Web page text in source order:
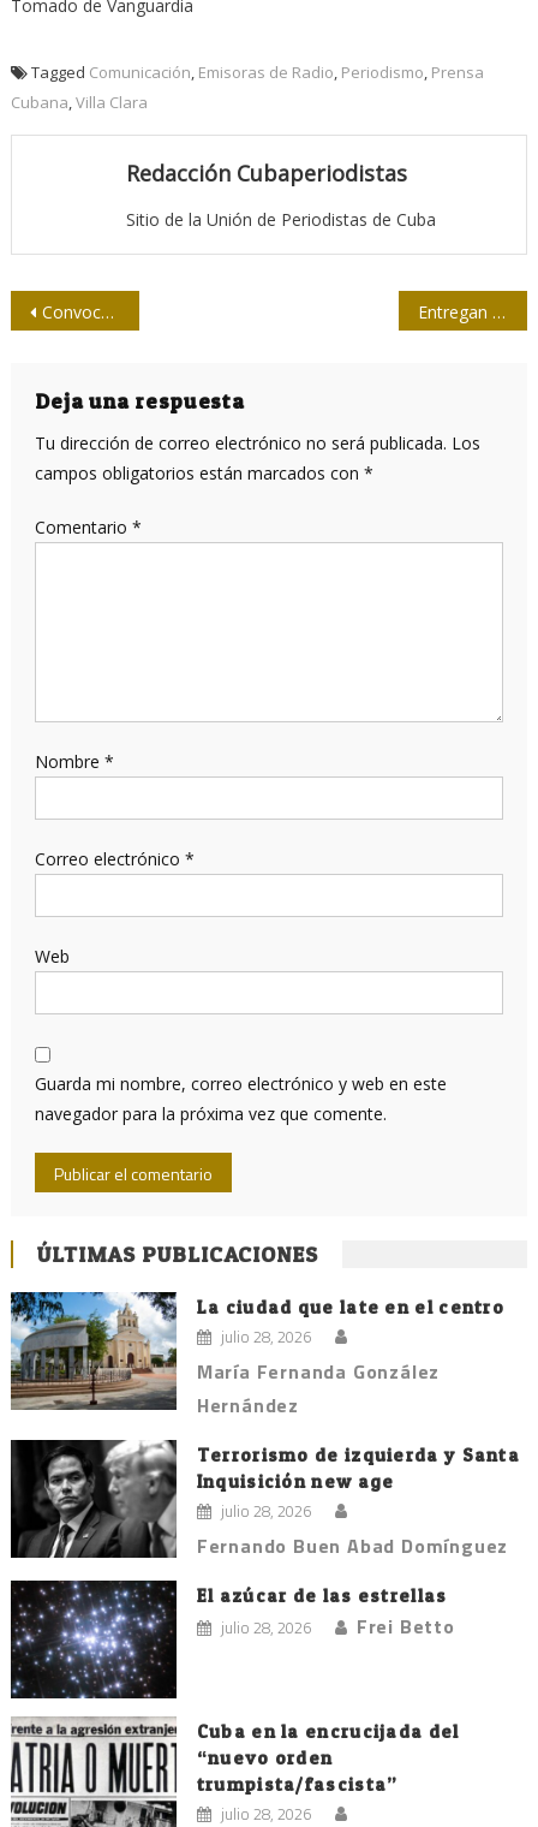
Tomado de Vanguardia
Tagged Comunicación, Emisoras de Radio, Periodismo, Prensa
Cubana,Villa Clara
Redacción Cubaperiodistas
Sitio de la Unión de Periodistas de Cuba
Navegación
entradas
Convocan a concurso de periodismo de salud “Carlos J. Finlay” Entregan Premios en Festival de Radio y Televisión 2017
Deja una respuesta
Tu dirección de correo electrónico no será publicada. Los
campos obligatorios están marcados con *
Comentario *
Nombre *
Correo electrónico *
Web
Guarda mi nombre, correo electrónico y web en este
navegador para la próxima vez que comente.
ÚLTIMAS PUBLICACIONES
La ciudad que late en el centro
julio 28, 2026
María Fernanda González
Hernández
Terrorismo de izquierda y Santa
Inquisición new age
julio 28, 2026
Fernando Buen Abad Domínguez
El azúcar de las estrellas
julio 28, 2026 Frei Betto
Cuba en la encrucijada del
“nuevo orden
trumpista/fascista”
julio 28, 2026